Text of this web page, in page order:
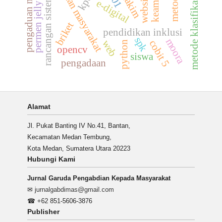
pendidikan inklusi
website
briket
e-digital
spk
rancangan sistem web python metode klasifikasi
opencv
pengadaan
cobit 5
permen jelly
siswa moora
Alamat
Jl. Pukat Banting IV No.41, Bantan,
Kecamatan Medan Tembung,
Kota Medan, Sumatera Utara 20223
Hubungi Kami
Jurnal Garuda Pengabdian Kepada Masyarakat
✉ jurnalgabdimas@gmail.com
☎ +62 851-5606-3876
Publisher